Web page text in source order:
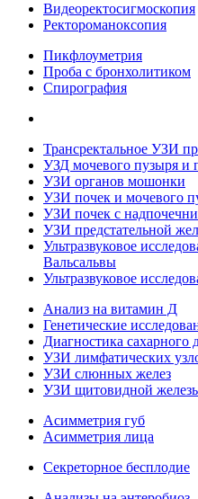
Видеоректосигмоскопия
Ректороманоксопия
Пикфлоуметрия
Проба с бронхолитиком
Спирография
Трансректальное УЗИ
УЗД мочевого пузыря и
УЗИ органов мошонки
УЗИ почек и мочевого
УЗИ почек с
УЗИ предстательной
Ультразвуковое
Вальсальвы
Ультразвуковое
Анализ на витамин Д
Генетические
Диагностика сахарного
УЗИ лимфатических
УЗИ слюнных желез
УЗИ щитовидной
Асимметрия губ
Асимметрия лица
Секреторное бесплодие